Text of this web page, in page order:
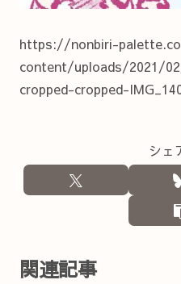
https://nonbiri-
content/uploads/2021/
cropped-cropped-
シェ
関連記事